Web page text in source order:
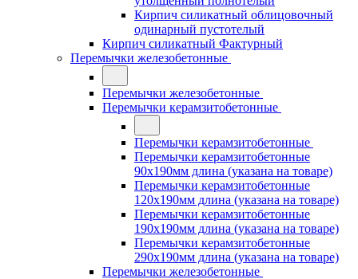
Кирпич силикатный облицовочный
одинарный пустотелый
Кирпич силикатный Фактурный
Перемычки железобетонные
Перемычки железобетонные
Перемычки керамзитобетонные
Перемычки керамзитобетонные
Перемычки керамзитобетонные
90x190мм длина (указана на товаре)
Перемычки керамзитобетонные
120x190мм длина (указана на товаре)
Перемычки керамзитобетонные
190x190мм длина (указана на товаре)
Перемычки керамзитобетонные
290x190мм длина (указана на товаре)
Перемычки железобетонные